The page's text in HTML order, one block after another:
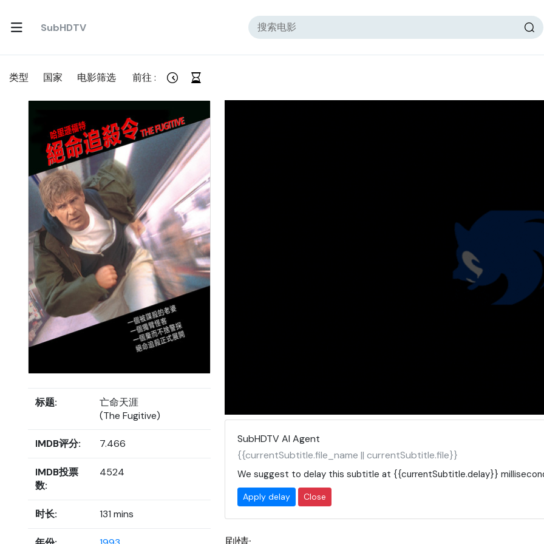
SubHDTV
类型 国家 电影筛选 前往 :
标题:
亡命天涯
(The Fugitive)
IMDB评分: 7.466
IMDB投票
数:
4524
时长: 131 mins
SubHDTV AI Agent
{{currentSubtitle.file_name || currentSubtitle.file}}
We suggest to delay this subtitle at {{currentSubtitle.delay}}
Apply delay Close